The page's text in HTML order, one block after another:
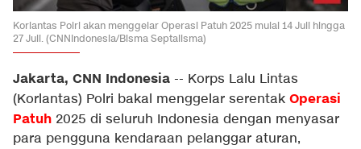
Korlantas Polri akan menggelar Operasi Patuh 2025 mulai 14 Juli hingga
27 Juli. (CNNIndonesia/Bisma Septalisma)
Jakarta, CNN Indonesia -- Korps Lalu Lintas
(Korlantas) Polri bakal menggelar serentak Operasi
Patuh 2025 di seluruh Indonesia dengan menyasar
para pengguna kendaraan pelanggar aturan,